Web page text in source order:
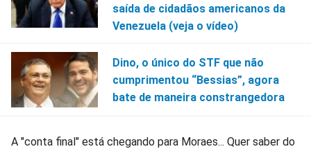
saída de cidadãos americanos da
Venezuela (veja o vídeo)
Dino, o único do STF que não
cumprimentou “Bessias”, agora
bate de maneira constrangedora
A "conta final" está chegando para Moraes... Quer saber do